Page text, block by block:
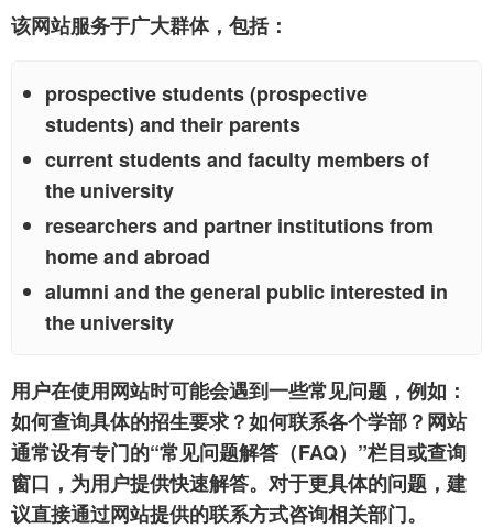
该网站服务于广大群体，包括：
prospective students (prospective
students) and their parents
current students and faculty members of
the university
researchers and partner institutions from
home and abroad
alumni and the general public interested in
the university
用户在使用网站时可能会遇到一些常见问题，例如：
如何查询具体的招生要求？如何联系各个学部？网站
通常设有专门的“常见问题解答（FAQ）”栏目或查询
窗口，为用户提供快速解答。对于更具体的问题，建
议直接通过网站提供的联系方式咨询相关部门。